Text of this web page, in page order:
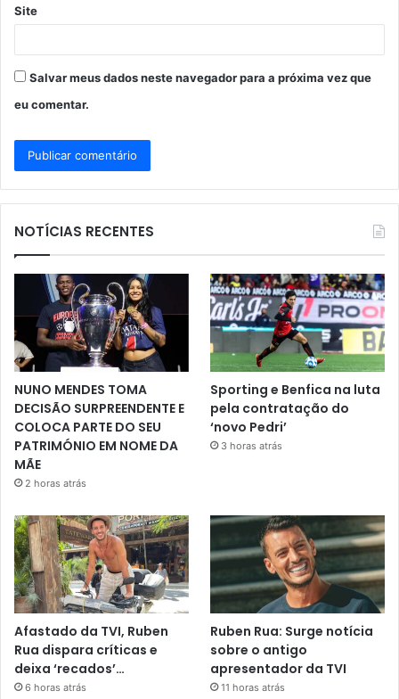
Site
Salvar meus dados neste navegador para a próxima vez que
eu comentar.
NOTÍCIAS RECENTES
NUNO MENDES TOMA
DECISÃO SURPREENDENTE E
COLOCA PARTE DO SEU
PATRIMÓNIO EM NOME DA
MÃE
2 horas atrás
Sporting e Benfica na luta
pela contratação do
‘novo Pedri’
3 horas atrás
Afastado da TVI, Ruben
Rua dispara críticas e
deixa ‘recados’…
6 horas atrás
Ruben Rua: Surge notícia
sobre o antigo
apresentador da TVI
11 horas atrás